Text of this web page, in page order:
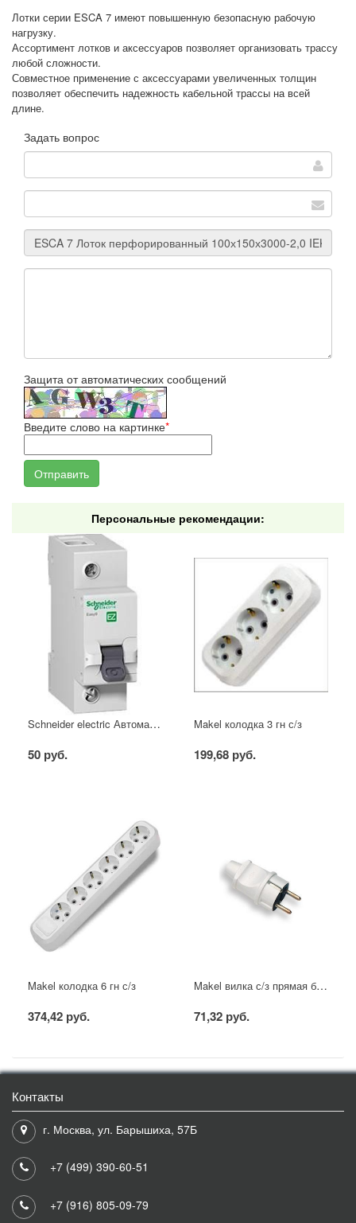
Лотки серии ESCA 7 имеют повышенную безопасную рабочую
нагрузку.
Ассортимент лотков и аксессуаров позволяет организовать трассу
любой сложности.
Совместное применение с аксессуарами увеличенных толщин
позволяет обеспечить надежность кабельной трассы на всей
длине.
Задать вопрос
Защита от автоматических сообщений
Введите слово на картинке*
Персональные рекомендации:
Schneider electric Автоматический выключатель 1/40А
50 руб.
Makel колодка 3 гн с/з
199,68 руб.
Makel колодка 6 гн с/з
374,42 руб.
Makel вилка с/з прямая белая
71,32 руб.
Контакты
г. Москва, ул. Барышиха, 57Б
+7 (499) 390-60-51
+7 (916) 805-09-79